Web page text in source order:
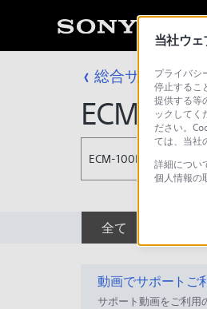
総合サポート・
ECM-
ECM-100N
全て
動画でサポートご
サポート動画をご利用
当社ウェ
プライバシ
停止するこ
提供する等
ックしてく
ださい。
ては、当社
詳細につい
個人情報の